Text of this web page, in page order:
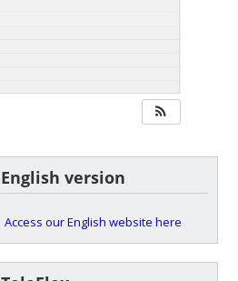
English version
Access our English website here